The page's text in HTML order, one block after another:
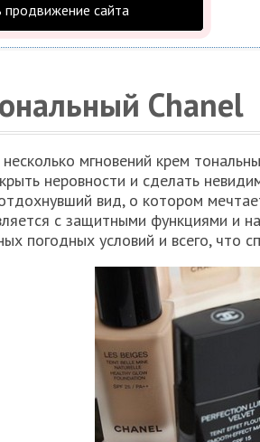
продвижение сайта
Chanel
мгновений крем
неровности и сделать
вид, о котором
с защитными функциями и
погодных условий и всего,